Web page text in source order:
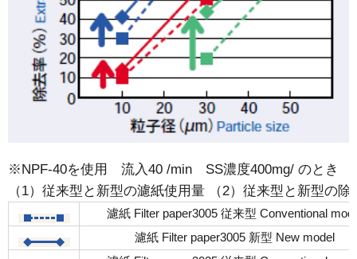
※NPF-40を使用 流入40 /min SS濃度400mg/ のとき
（1）従来型と新型の濾紙使用量 （2）従来型と新型の除
濾紙 Filter paper3005 従来型 Conventional
濾紙 Filter paper3005 新型 New model